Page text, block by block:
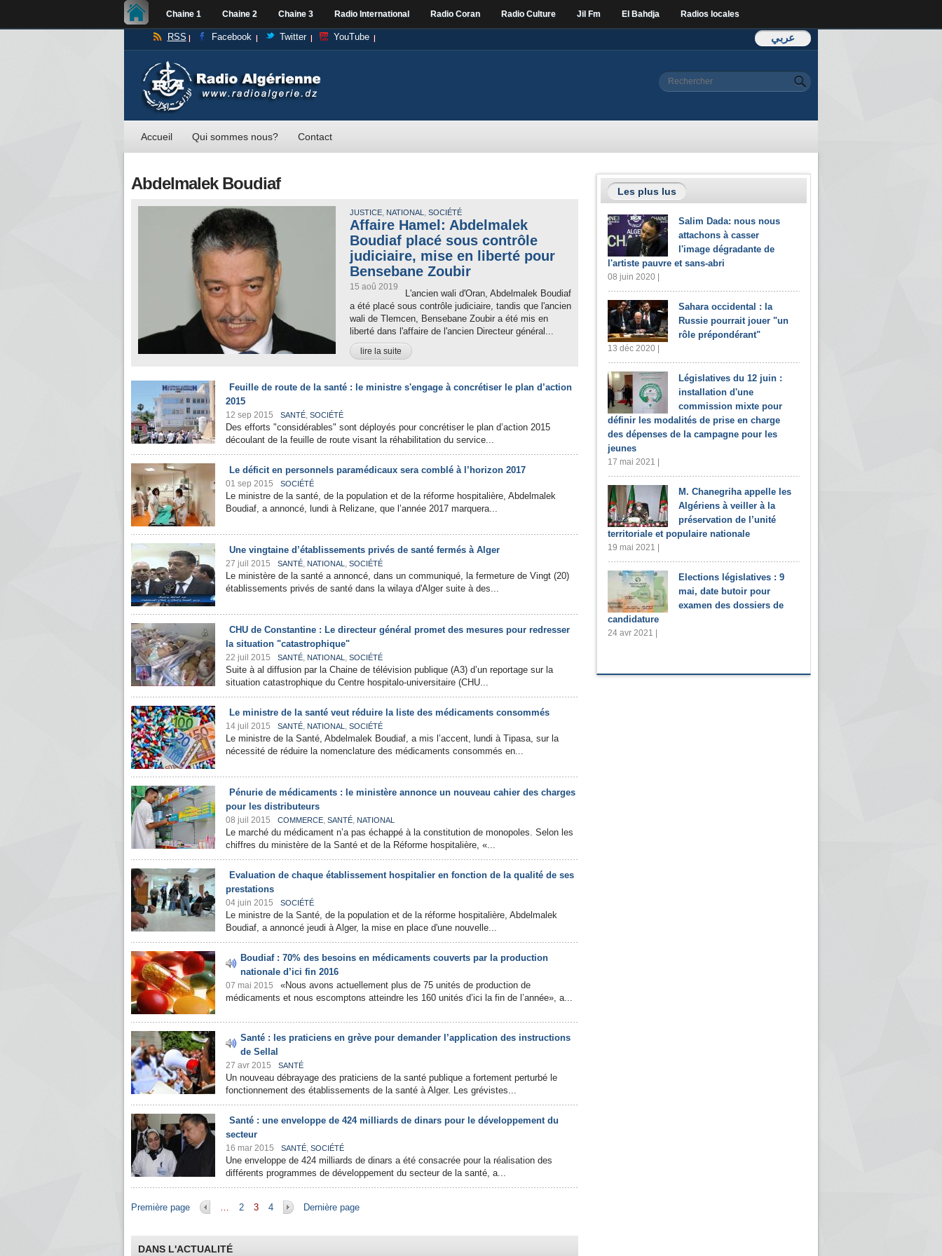
Chaine 1 Chaine 2 Chaine 3 Radio International Radio Coran Radio Culture Jil Fm El Bahdja Radios locales
عربي RSS Facebook Twitter YouTube
Formulaire de
Rechercher
Accueil Qui sommes nous? Contact
Abdelmalek Boudiaf
JUSTICE, NATIONAL , SOCIÉTÉ
Affaire Hamel: Abdelmalek
Boudiaf placé sous contrôle
judiciaire, mise en liberté pour
Bensebane Zoubir
15 aoû 2019
L'ancien wali d'Oran, Abdelmalek Boudiaf
a été placé sous contrôle judiciaire, tandis que l'ancien
wali de Tlemcen, Bensebane Zoubir a été mis en
liberté dans l'affaire de l'ancien Directeur général...
lire la suite
Feuille de route de la santé : le ministre s'engage à concrétiser le plan d’action
2015
12 sep 2015 SANTÉ, SOCIÉTÉ
Des efforts "considérables" sont déployés pour concrétiser le plan d’action 2015
découlant de la feuille de route visant la réhabilitation du service...
Le déficit en personnels paramédicaux sera comblé à l’horizon 2017
01 sep 2015 SOCIÉTÉ
Le ministre de la santé, de la population et de la réforme hospitalière, Abdelmalek
Boudiaf, a annoncé, lundi à Relizane, que l’année 2017 marquera...
Une vingtaine d’établissements privés de santé fermés à Alger
27 juil 2015 SANTÉ, NATIONAL , SOCIÉTÉ
Le ministère de la santé a annoncé, dans un communiqué, la fermeture de Vingt (20)
établissements privés de santé dans la wilaya d'Alger suite à des...
CHU de Constantine : Le directeur général promet des mesures pour redresser
la situation "catastrophique"
22 juil 2015 SANTÉ, NATIONAL , SOCIÉTÉ
Suite à al diffusion par la Chaine de télévision publique (A3) d’un reportage sur la
situation catastrophique du Centre hospitalo-universitaire (CHU...
Le ministre de la santé veut réduire la liste des médicaments consommés
14 juil 2015 SANTÉ, NATIONAL , SOCIÉTÉ
Le ministre de la Santé, Abdelmalek Boudiaf, a mis l’accent, lundi à Tipasa, sur la
nécessité de réduire la nomenclature des médicaments consommés en...
Pénurie de médicaments : le ministère annonce un nouveau cahier des charges
pour les distributeurs
08 juil 2015 COMMERCE, SANTÉ, NATIONAL
Le marché du médicament n’a pas échappé à la constitution de monopoles. Selon les
chiffres du ministère de la Santé et de la Réforme hospitalière, «...
Evaluation de chaque établissement hospitalier en fonction de la qualité de ses
prestations
04 juin 2015 SOCIÉTÉ
Le ministre de la Santé, de la population et de la réforme hospitalière, Abdelmalek
Boudiaf, a annoncé jeudi à Alger, la mise en place d'une nouvelle...
Boudiaf : 70% des besoins en médicaments couverts par la production
nationale d’ici fin 2016
07 mai 2015
«Nous avons actuellement plus de 75 unités de production de
médicaments et nous escomptons atteindre les 160 unités d’ici la fin de l’année», a...
Santé : les praticiens en grève pour demander l’application des instructions
de Sellal
27 avr 2015 SANTÉ
Un nouveau débrayage des praticiens de la santé publique a fortement perturbé le
fonctionnement des établissements de la santé à Alger. Les grévistes...
Santé : une enveloppe de 424 milliards de dinars pour le développement du
secteur
16 mar 2015 SANTÉ, SOCIÉTÉ
Une enveloppe de 424 milliards de dinars a été consacrée pour la réalisation des
différents programmes de développement du secteur de la santé, a...
Pages
Première page … 2 3 4 Dernière page
DANS L'ACTUALITÉ
Les plus lus
Salim Dada: nous nous
attachons à casser
l'image dégradante de
l'artiste pauvre et sans-abri
08 juin 2020 |
Sahara occidental : la
Russie pourrait jouer "un
rôle prépondérant"
13 déc 2020 |
Législatives du 12 juin :
installation d'une
commission mixte pour
définir les modalités de prise en charge
des dépenses de la campagne pour les
jeunes
17 mai 2021 |
M. Chanegriha appelle les
Algériens à veiller à la
préservation de l’unité
territoriale et populaire nationale
19 mai 2021 |
Elections législatives : 9
mai, date butoir pour
examen des dossiers de
candidature
24 avr 2021 |